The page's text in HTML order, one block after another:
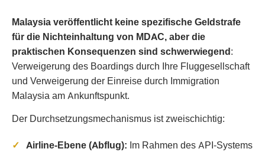
Malaysia veröffentlicht keine spezifische Geldstrafe
für die Nichteinhaltung von MDAC, aber die
praktischen Konsequenzen sind schwerwiegend:
Verweigerung des Boardings durch Ihre Fluggesellschaft
und Verweigerung der Einreise durch Immigration
Malaysia am Ankunftspunkt.
Der Durchsetzungsmechanismus ist zweischichtig:
Airline-Ebene (Abflug): Im Rahmen des API-Systems